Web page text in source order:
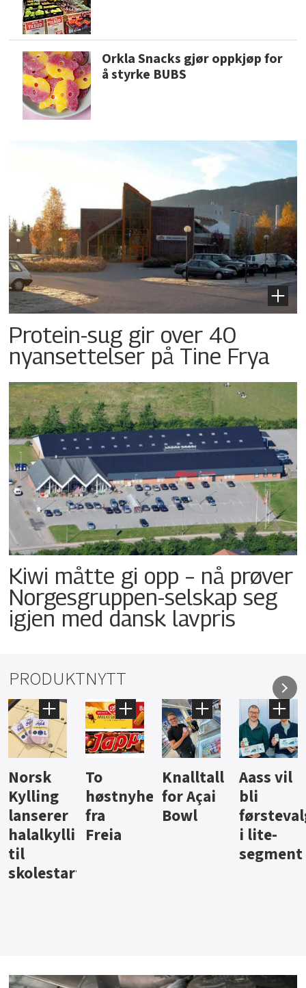
Orkla Snacks gjør oppkjøp for
å styrke BUBS
Protein-sug gir over 40
nyansettelser på Tine Frya
Kiwi måtte gi opp – nå prøver
Norgesgruppen-selskap seg
igjen med dansk lavpris
PRODUKTNYTT
Knalltall
for Açai
Bowl
Aass vil
bli
førstevalg
i lite-
Brus og
jus fra
Berentsen
Hard
iste fra
Hansa